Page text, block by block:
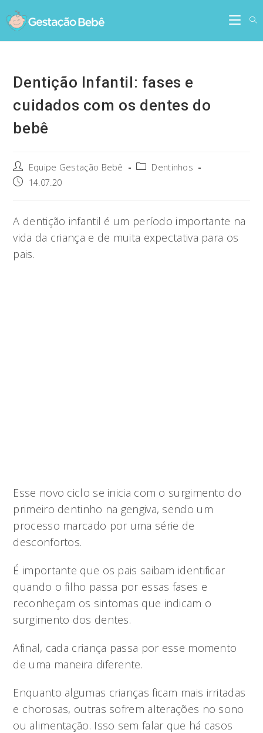
to
content
Dentição Infantil: fases e
cuidados com os dentes do
bebê
Post
author:
Equipe Gestação Bebê
PostDentinhos
Post14.07.20
A dentição infantil é um período importante na
vida da criança e de muita expectativa para os
pais.
Esse novo ciclo se inicia com o surgimento do
primeiro dentinho na gengiva, sendo um
processo marcado por uma série de
desconfortos.
É importante que os pais saibam identificar
quando o filho passa por essas fases e
reconheçam os sintomas que indicam o
surgimento dos dentes.
Afinal, cada criança passa por esse momento
de uma maneira diferente.
Enquanto algumas crianças ficam mais irritadas
e chorosas, outras sofrem alterações no sono
ou alimentação. Isso sem falar que há casos